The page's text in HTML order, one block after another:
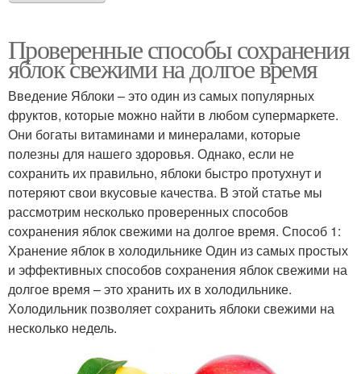
Проверенные способы сохранения
яблок свежими на долгое время
Введение Яблоки – это один из самых популярных
фруктов, которые можно найти в любом супермаркете.
Они богаты витаминами и минералами, которые
полезны для нашего здоровья. Однако, если не
сохранить их правильно, яблоки быстро протухнут и
потеряют свои вкусовые качества. В этой статье мы
рассмотрим несколько проверенных способов
сохранения яблок свежими на долгое время. Способ 1:
Хранение яблок в холодильнике Один из самых простых
и эффективных способов сохранения яблок свежими на
долгое время – это хранить их в холодильнике.
Холодильник позволяет сохранить яблоки свежими на
несколько недель.